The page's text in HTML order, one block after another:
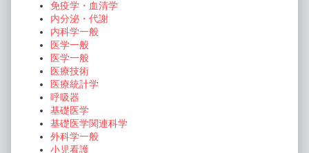
免疫学・血清学
内分泌・代謝
内科学一般
医学一般
医学一般
医療技術
医療統計学
呼吸器
基礎医学
基礎医学関連科学
外科学一般
小児看護